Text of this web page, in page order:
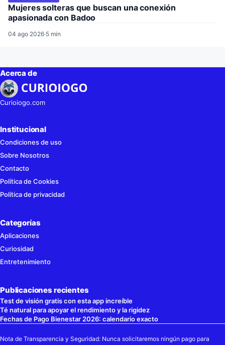
Mujeres solteras que buscan una conexión
apasionada con Badoo
04 ago 2026·5 min
Acerca de
Curioiogo.com
Institucional
Condiciones de uso
Sobre Nosotros
Contacto
Política de Cookies
Política de privacidad
Categorías
Aplicaciones
Curiosidad
Entretenimiento
Publicaciones recientes
Test de visión gratis con esta app increíble
Té natural para apoyar el rendimiento y la rigidez
Fechas de Pago Bienestar 2026: calendario exacto
Nota de Transparencia y Seguridad: Nunca solicitaremos ningún pago para